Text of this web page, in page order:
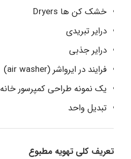
خشک کن ها Dryers
درایر تبریدی
درایر جذبی
فرایند در ایرواشر (air washer)
یک نمونه طراحی کمپرسور خانه
تبدیل واحد
تعریف کلی تهویه مطبوع